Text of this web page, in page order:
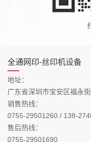
全通网印-丝印机设备
地址：
广东省深圳市宝安区福永
销售热线：
0755-29501260 / 138-
售后热线：
0755-29501690